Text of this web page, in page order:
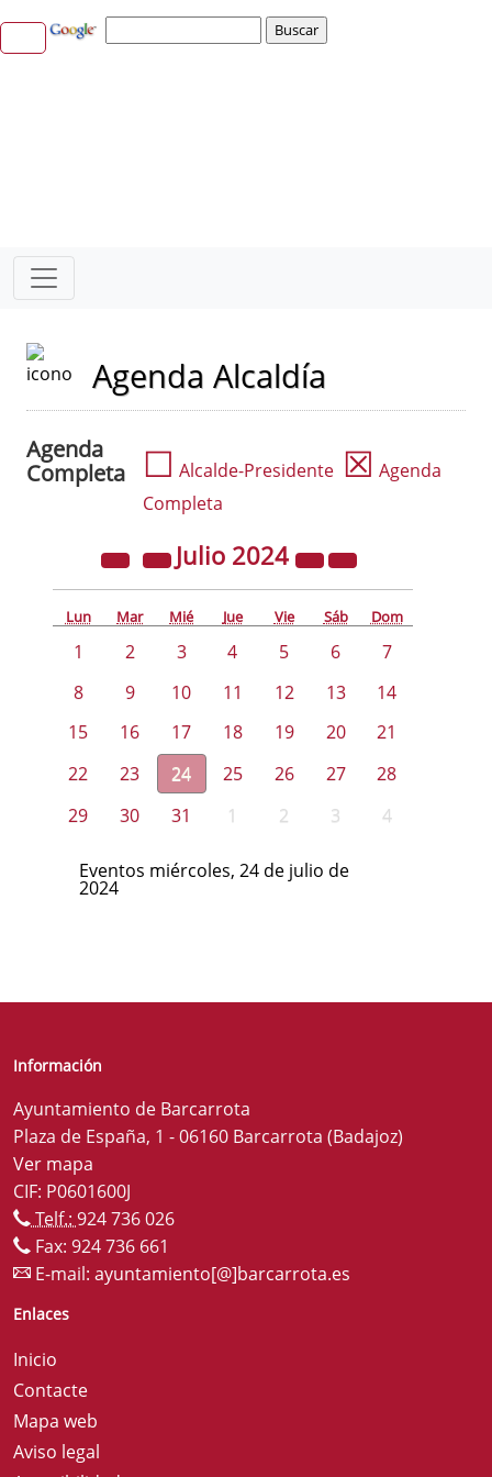
Agenda Alcaldía
Agenda
Completa
☐ Alcalde-Presidente ☒ Agenda
Completa
Julio 2024
Lun Mar Mié Jue Vie Sáb Dom
1 2 3 4 5 6
7
8
9 10 11 12 13
14
15
16 17 18 19 20
21
22
23 24 25 26 27
28
29
30 31 1 2 3 4
Eventos miércoles, 24 de julio de
2024
Información
Ayuntamiento de Barcarrota
Plaza de España, 1 - 06160 Barcarrota (Badajoz)
Ver mapa
CIF: P0601600J
Telf.: 924 736 026
Fax: 924 736 661
E-mail: ayuntamiento[@]barcarrota.es
Enlaces
Inicio
Contacte
Mapa web
Aviso legal